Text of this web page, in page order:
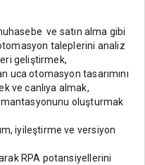
ve satın alma gibi
taleplerini analiz
geliştirmek,
uca otomasyon tasarımını
ve canlıya almak,
oluşturmak
iyileştirme ve versiyon
RPA potansiyellerini